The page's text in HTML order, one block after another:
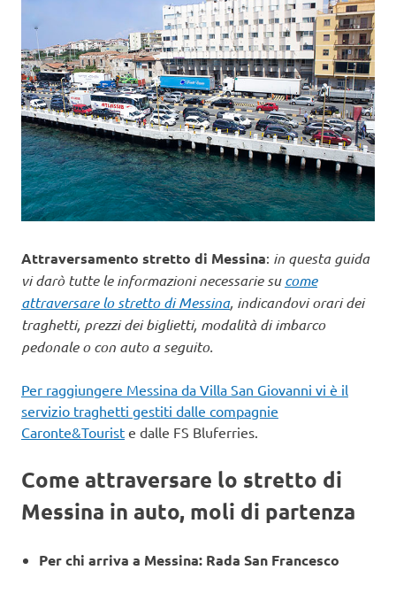
Attraversamento stretto di Messina: in questa guida
vi darò tutte le informazioni necessarie sucome
attraversare lo stretto di Messina, indicandovi orari dei
traghetti, prezzi dei biglietti, modalità di imbarco
pedonale o con auto a seguito.
Per raggiungere Messina da Villa San Giovanni vi è il
servizio traghetti gestiti dalle compagnie
Caronte&Tourist e dalle FS Bluferries.
Come attraversare lo stretto di
Messina in auto, moli di partenza
Per chi arriva a Messina: Rada San Francesco